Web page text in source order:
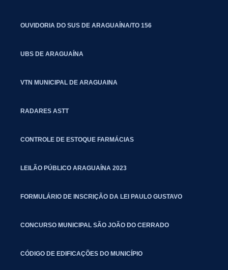
OUVIDORIA DO SUS DE ARAGUAÍNA/TO 156
UBS DE ARAGUAÍNA
VTN MUNICIPAL DE ARAGUAINA
RADARES ASTT
CONTROLE DE ESTOQUE FARMÁCIAS
LEILÃO PÚBLICO ARAGUAÍNA 2023
FORMULÁRIO DE INSCRIÇÃO DA LEI PAULO GUSTAVO
CONCURSO MUNICIPAL SÃO JOÃO DO CERRADO
CÓDIGO DE EDIFICAÇÕES DO MUNICÍPIO